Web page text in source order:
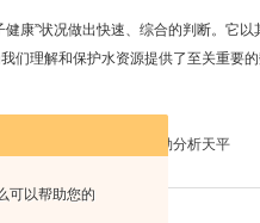
可以帮助您的
”状况做出快速、综合的判断。它以
们理解和保护水资源提供了至关重要的
称量，科研基石——梅特勒分析天平